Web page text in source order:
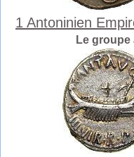
1 Antoninien
Le groupe